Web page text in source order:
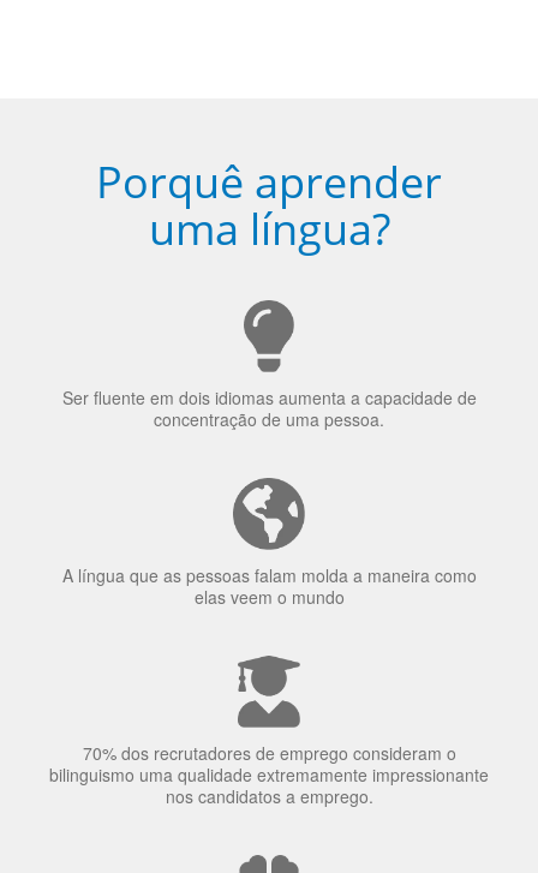
Porquê aprender
uma língua?
Ser fluente em dois idiomas aumenta a capacidade de
concentração de uma pessoa.
A língua que as pessoas falam molda a maneira como
elas veem o mundo
70% dos recrutadores de emprego consideram o
bilinguismo uma qualidade extremamente impressionante
nos candidatos a emprego.